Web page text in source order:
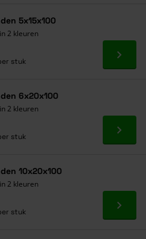
5x15x100
2 kleuren
stuk Ga
6x20x100
2 kleuren
stuk Ga
10x20x100
2 kleuren
stuk Ga